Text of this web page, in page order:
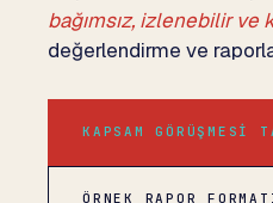
bağımsız, izlenebilir ve
değerlendirme ve
KAPSAM GÖRÜŞMESI
ÖRNEK RAPOR